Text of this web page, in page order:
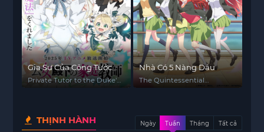
Gia Sư Của Công Tước
Tiểu Thư
Private Tutor to the Duke's
Nhà Có 5 Nàng Dâu
The Quintessential
THỊNH HÀNH Ngày Tuần Tháng Tất cả